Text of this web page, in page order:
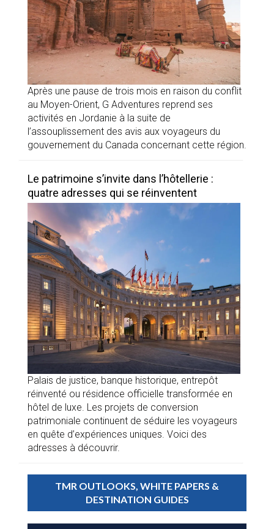
Après une pause de trois mois en raison du conflit
au Moyen-Orient, G Adventures reprend ses
activités en Jordanie à la suite de
l’assouplissement des avis aux voyageurs du
gouvernement du Canada concernant cette région.
Le patrimoine s’invite dans l’hôtellerie :
quatre adresses qui se réinventent
Palais de justice, banque historique, entrepôt
réinventé ou résidence officielle transformée en
hôtel de luxe. Les projets de conversion
patrimoniale continuent de séduire les voyageurs
en quête d’expériences uniques. Voici des
adresses à découvrir.
TMR OUTLOOKS, WHITE PAPERS &
DESTINATION GUIDES